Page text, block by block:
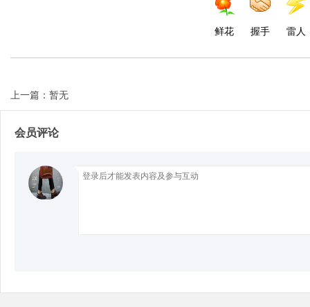
鲜花 握手 雷人
上一篇：暂无
会员评论